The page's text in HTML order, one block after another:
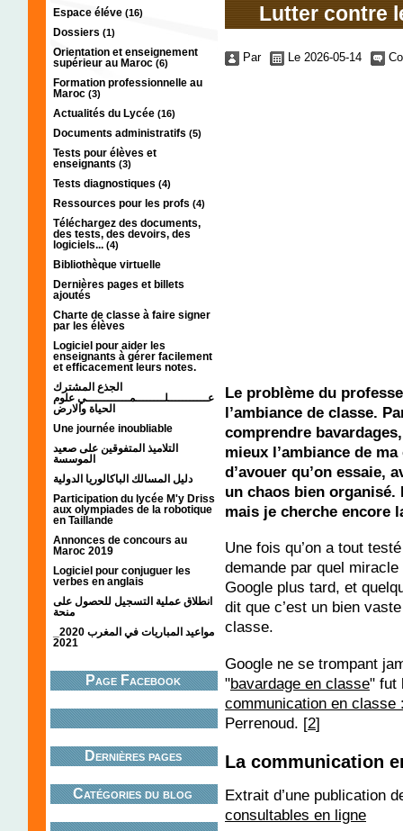
Espace éléve (16)
Dossiers (1)
Orientation et enseignement
supérieur au Maroc (6)
Formation professionnelle au
Maroc (3)
Actualités du Lycée (16)
Documents administratifs (5)
Tests pour élèves et
enseignants (3)
Tests diagnostiques (4)
Ressources pour les profs (4)
Téléchargez des documents,
des tests, des devoirs, des
logiciels... (4)
Bibliothèque virtuelle
Dernières pages et billets
ajoutés
Charte de classe à faire signer
par les élèves
Logiciel pour aider les
enseignants à gérer facilement
et efficacement leurs notes.
الجذع المشترك
عـــــــــــلــــــــمــــــــــــي علوم
الحياة والارض
Une journée inoubliable
التلاميذ المتفوقين على صعيد
الموسسة
دليل المسالك الباكالوريا الدولية
Participation du lycée M'y Driss
aux olympiades de la robotique
en Taillande
Annonces de concours au
Maroc 2019
Logiciel pour conjuguer les
verbes en anglais
انطلاق عملية التسجيل للحصول على
منحة
2021
Page Facebook
Dernières pages
Catégories du blog
Lutter contre
Par Le 2026-05-14
Le problème du
l’ambiance de classe.
comprendre
mieux l’ambiance de
d’avouer qu’on essaie,
un chaos bien
mais je cherche encore
Une fois qu’on a tout
demande par quel
Google plus tard, et
dit que c’est un bien
classe.
Google ne se trompant
"bavardage en classe" fut
communication en classe
Perrenoud. [2]
La communication
Extrait d’une publication
consultables en ligne